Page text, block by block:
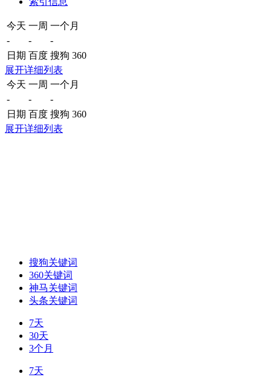
今天 一周 一个月
-
-
-
日期 百度 搜狗 360
展开详细列表
今天 一周 一个月
-
-
-
日期 百度 搜狗 360
展开详细列表
搜狗关键词
360关键词
神马关键词
头条关键词
7天
30天
3个月
7天